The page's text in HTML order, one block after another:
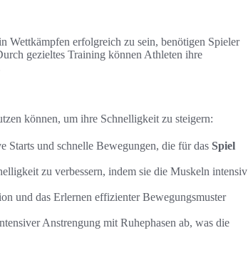
Wettkämpfen erfolgreich zu sein, benötigen Spieler
gezieltes Training können Athleten ihre
können, um ihre Schnelligkeit zu steigern:
Starts und schnelle Bewegungen, die für das Spiel
zu verbessern, indem sie die Muskeln intensiv
und das Erlernen effizienter Bewegungsmuster
Anstrengung mit Ruhephasen ab, was die